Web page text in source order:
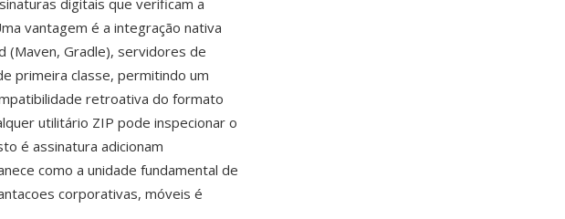
digitais que verificam a
vantagem é a integração nativa
(Maven, Gradle), servidores de
primeira classe, permitindo um
retroativa do formato
utilitário ZIP pode inspecionar o
é assinatura adicionam
como a unidade fundamental de
corporativas, móveis é